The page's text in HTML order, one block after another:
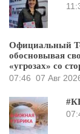
Официальный
обосновывая
«угрозах» со
07:46 07 Авг